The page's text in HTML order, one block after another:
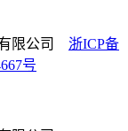
限公司 浙ICP备
号